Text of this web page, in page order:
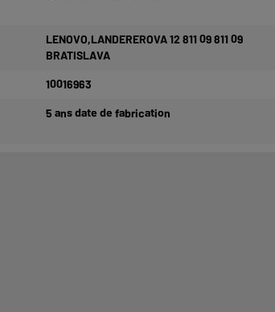
LENOVO,LANDEREROVA 12 811 09 811 09
BRATISLAVA
10016963
5 ans date de fabrication